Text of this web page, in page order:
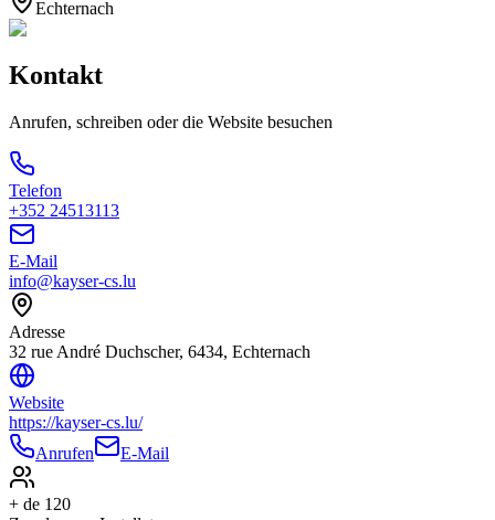
Echternach
Kontakt
Anrufen, schreiben oder die Website besuchen
Telefon
+352 24513113
E-Mail
info@kayser-cs.lu
Adresse
32 rue André Duchscher, 6434, Echternach
Website
https://kayser-cs.lu/
Anrufen
E-Mail
+ de 120